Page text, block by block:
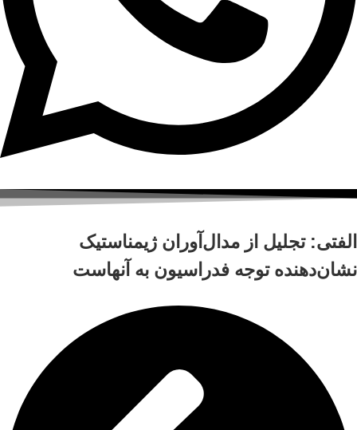
الفتی: تجلیل از مدال‌آوران ژیمناستیک
نشان‌دهنده توجه فدراسیون به آنهاست